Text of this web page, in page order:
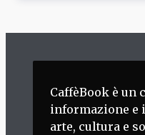
CaffèBook è un
informazione e
arte, cultura e